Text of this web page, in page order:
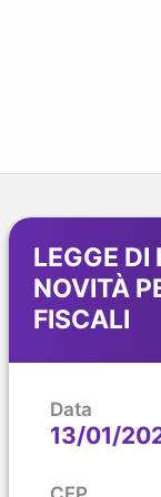
LEGGE
NOVITÀ
FISCALI
Data
13/01/